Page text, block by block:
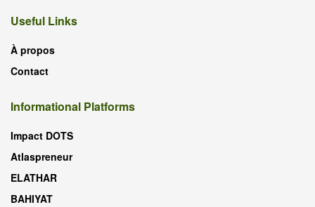
Useful Links
À propos
Contact
Informational Platforms
Impact DOTS
Atlaspreneur
ELATHAR
BAHIYAT